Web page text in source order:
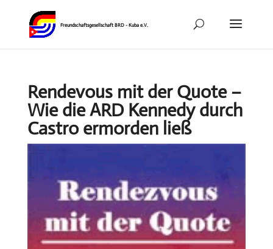
Rendevous mit der Quote –
Wie die ARD Kennedy durch
Castro ermorden ließ